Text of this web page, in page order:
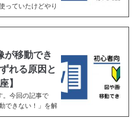
っていたけどやり
つWordの基礎を
が移動でき
れる原因と
】
。今回の記事で
できない！」を解
や画像などの図を